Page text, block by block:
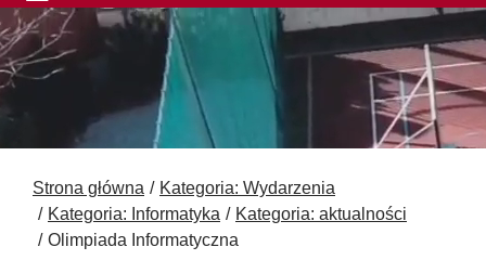
Strona główna
Kategoria: Wydarzenia
Kategoria: Informatyka
Kategoria: aktualności
Olimpiada Informatyczna